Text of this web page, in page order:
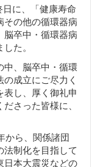
に、「健康寿命
その他の循環器病
脳卒中・循環器病
た。
、脳卒中・循環
成立にご尽力く
表し、厚く御礼申
さった皆様に、
から、関係諸団
法制化を目指して
日本大震災などの